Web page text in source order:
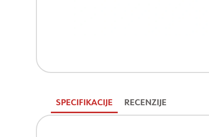
SPECIFIKACIJE RECENZIJE